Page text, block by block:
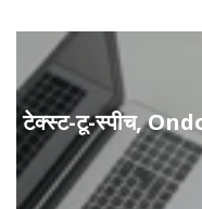
टेक्स्ट-टू-स्पीच,